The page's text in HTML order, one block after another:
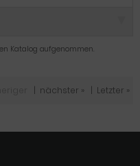
Katalog aufgenommen.
nächster » Letzter »